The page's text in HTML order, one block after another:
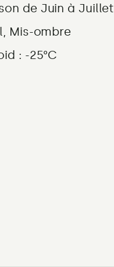
de Juin à Juillet
Mis-ombre
: -25°C